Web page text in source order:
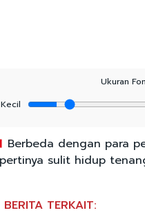
Ukuran
Kecil
Berbeda dengan para
sulit hidup
BERITA TERKAIT: